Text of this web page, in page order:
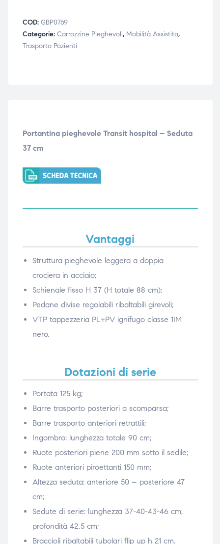
COD: GBP0769
Categorie: Carrozzine Pieghevoli, Mobilità Assistita,
Trasporto Pazienti
Portantina pieghevole Transit hospital – Seduta
37 cm
Vantaggi
Struttura pieghevole leggera a doppia
crociera in acciaio;
Schienale fisso H 37 (H totale 88 cm);
Pedane divise regolabili ribaltabili girevoli;
VTP tappezzeria PL+PV ignifugo classe 1IM
nero.
Dotazioni di serie
Portata 125 kg;
Barre trasporto posteriori a scomparsa;
Barre trasporto anteriori retrattili;
Ingombro: lunghezza totale 90 cm;
Ruote posteriori piene 200 mm sotto il sedile;
Ruote anteriori piroettanti 150 mm;
Altezza seduta: anteriore 50 – posteriore 47
cm;
Sedute di serie: lunghezza 37-40-43-46 cm,
profondità 42,5 cm;
Braccioli ribaltabili tubolari flip up h 21 cm.